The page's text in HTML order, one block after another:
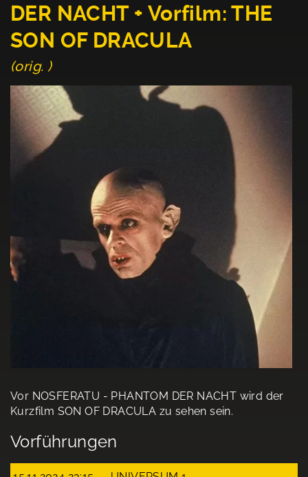
DER NACHT + Vorfilm: THE
SON OF DRACULA
(orig. )
Vor NOSFERATU - PHANTOM DER NACHT wird der
Kurzfilm SON OF DRACULA zu sehen sein.
Vorführungen